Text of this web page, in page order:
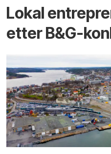
Lokal
etter B&G-